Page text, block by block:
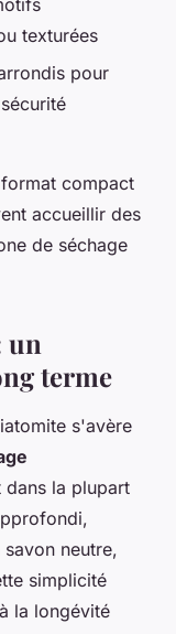
texturées
pour
compact
accueillir des
de séchage
un
terme
s'avère
la plupart
neutre,
simplicité
la longévité